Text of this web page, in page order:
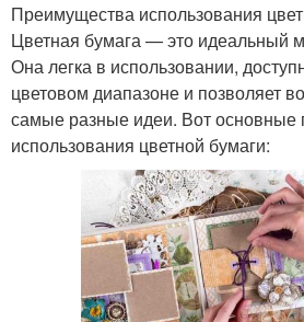
Преимущества использования
Цветная бумага — это идеальный
Она легка в использовании,
цветовом диапазоне и позволяет
самые разные идеи. Вот основные
использования цветной бумаги: